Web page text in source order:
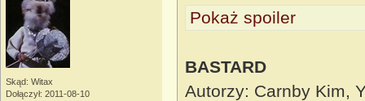
Skąd: Witax
Dołączył: 2011-08-10
Pokaż spoiler
BASTARD
Autorzy: Carnby Kim,